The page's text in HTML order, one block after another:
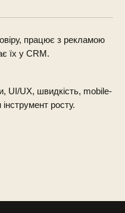
працює з рекламою
їх у CRM.
UI/UX, швидкість, mobile-
інструмент росту.